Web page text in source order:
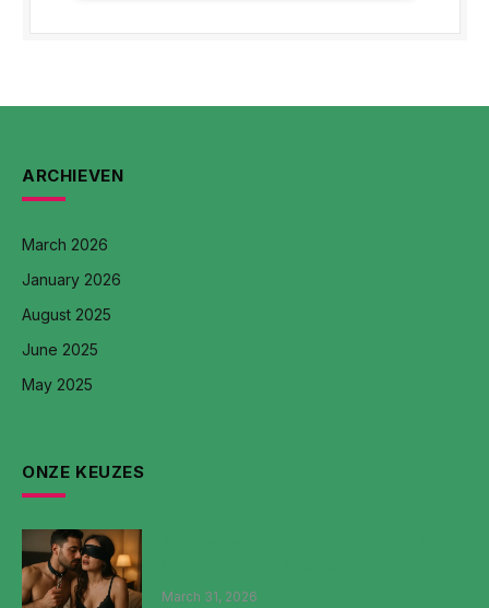
ARCHIEVEN
March 2026
January 2026
August 2025
June 2025
May 2025
ONZE KEUZES
March 31, 2026